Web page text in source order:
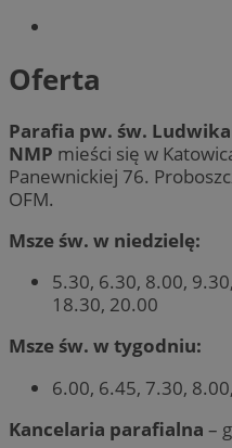
Oferta
Parafia pw. św.
NMP mieści się w
Panewnickiej 76.
OFM.
Msze św. w niedzielę:
5.30, 6.30, 8.00,
18.30, 20.00
Msze św. w tygodniu:
6.00, 6.45, 7.30,
Kancelaria parafialna –